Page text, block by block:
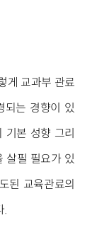
게 교과부 관료
되는 경향이 있
기본 성향 그리
살필 필요가 있
된 교육관료의
.